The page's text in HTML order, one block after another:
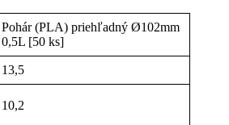
Pohár (PLA) priehľadný Ø102mm
0,5L [50 ks]
13,5
10,2